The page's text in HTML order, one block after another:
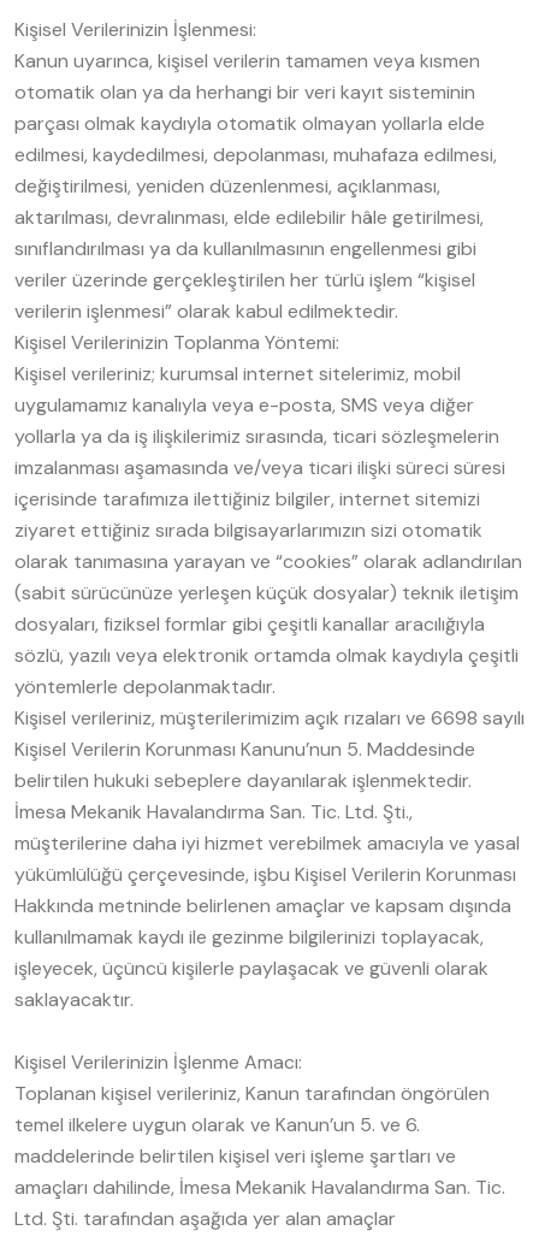
Kişisel Verilerinizin İşlenmesi:
Kanun uyarınca, kişisel verilerin tamamen veya kısmen
otomatik olan ya da herhangi bir veri kayıt sisteminin
parçası olmak kaydıyla otomatik olmayan yollarla elde
edilmesi, kaydedilmesi, depolanması, muhafaza edilmesi,
değiştirilmesi, yeniden düzenlenmesi, açıklanması,
aktarılması, devralınması, elde edilebilir hâle getirilmesi,
sınıflandırılması ya da kullanılmasının engellenmesi gibi
veriler üzerinde gerçekleştirilen her türlü işlem “kişisel
verilerin işlenmesi” olarak kabul edilmektedir.
Kişisel Verilerinizin Toplanma Yöntemi:
Kişisel verileriniz; kurumsal internet sitelerimiz, mobil
uygulamamız kanalıyla veya e-posta, SMS veya diğer
yollarla ya da iş ilişkilerimiz sırasında, ticari sözleşmelerin
imzalanması aşamasında ve/veya ticari ilişki süreci süresi
içerisinde tarafımıza ilettiğiniz bilgiler, internet sitemizi
ziyaret ettiğiniz sırada bilgisayarlarımızın sizi otomatik
olarak tanımasına yarayan ve “cookies” olarak adlandırılan
(sabit sürücünüze yerleşen küçük dosyalar) teknik iletişim
dosyaları, fiziksel formlar gibi çeşitli kanallar aracılığıyla
sözlü, yazılı veya elektronik ortamda olmak kaydıyla çeşitli
yöntemlerle depolanmaktadır.
Kişisel verileriniz, müşterilerimizim açık rızaları ve 6698 sayılı
Kişisel Verilerin Korunması Kanunu’nun 5. Maddesinde
belirtilen hukuki sebeplere dayanılarak işlenmektedir.
İmesa Mekanik Havalandırma San. Tic. Ltd. Şti.,
müşterilerine daha iyi hizmet verebilmek amacıyla ve yasal
yükümlülüğü çerçevesinde, işbu Kişisel Verilerin Korunması
Hakkında metninde belirlenen amaçlar ve kapsam dışında
kullanılmamak kaydı ile gezinme bilgilerinizi toplayacak,
işleyecek, üçüncü kişilerle paylaşacak ve güvenli olarak
saklayacaktır.
Kişisel Verilerinizin İşlenme Amacı:
Toplanan kişisel verileriniz, Kanun tarafından öngörülen
temel ilkelere uygun olarak ve Kanun’un 5. ve 6.
maddelerinde belirtilen kişisel veri işleme şartları ve
amaçları dahilinde, İmesa Mekanik Havalandırma San. Tic.
Ltd. Şti. tarafından aşağıda yer alan amaçlar